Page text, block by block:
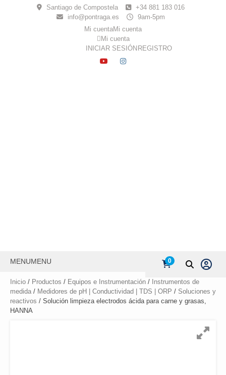
Santiago de Compostela
+34 881 183 016
info@pontraga.es
9am-5pm
Mi cuentaMi cuenta
Mi cuenta
INICIAR SESIÓN REGISTRO
YOUTUBE
INSTAGRAM
MENUMENU 0
Inicio / Productos / Equipos e Instrumentación / Instrumentos de
medida / Medidores de pH | Conductividad | TDS | ORP / Soluciones y
reactivos / Solución limpieza electrodos ácida para carne y grasas,
HANNA